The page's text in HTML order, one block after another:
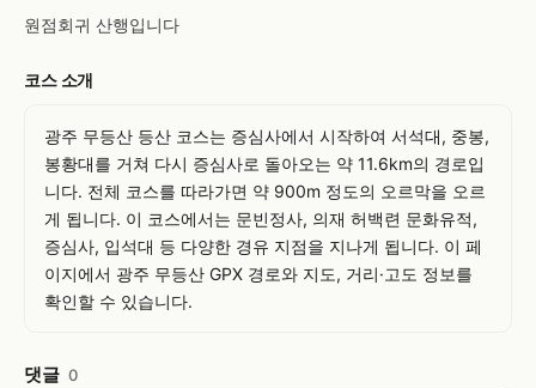
원점회귀 산행입니다
코스 소개
광주 무등산 등산 코스는 증심사에서 시작하여 서석대, 중봉,
봉황대를 거쳐 다시 증심사로 돌아오는 약 11.6km의 경로입
니다. 전체 코스를 따라가면 약 900m 정도의 오르막을 오르
게 됩니다. 이 코스에서는 문빈정사, 의재 허백련 문화유적,
증심사, 입석대 등 다양한 경유 지점을 지나게 됩니다. 이 페
이지에서 광주 무등산 GPX 경로와 지도, 거리·고도 정보를
확인할 수 있습니다.
댓글 0